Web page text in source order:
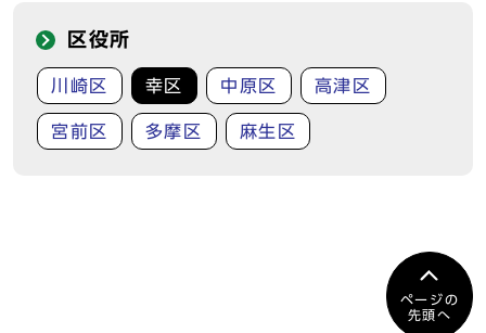
区役所
川崎区 幸区 中原区 高津区
宮前区 多摩区 麻生区
ページの
先頭へ